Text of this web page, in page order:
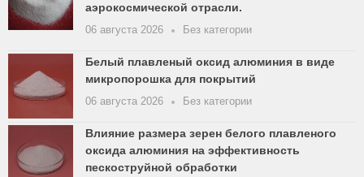
аэрокосмической отрасли.
06 августа 2026 Без категории
Белый плавленый оксид алюминия в виде
микропорошка для покрытий
06 августа 2026 Без категории
Влияние размера зерен белого плавленого
оксида алюминия на эффективность
пескоструйной обработки